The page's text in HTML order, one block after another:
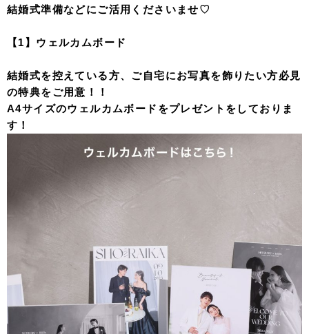
結婚式準備などにご活用くださいませ♡
【1】ウェルカムボード
結婚式を控えている方、ご自宅にお写真を飾りたい方必見
の特典をご用意！！
A4サイズのウェルカムボードをプレゼントをしておりま
す！